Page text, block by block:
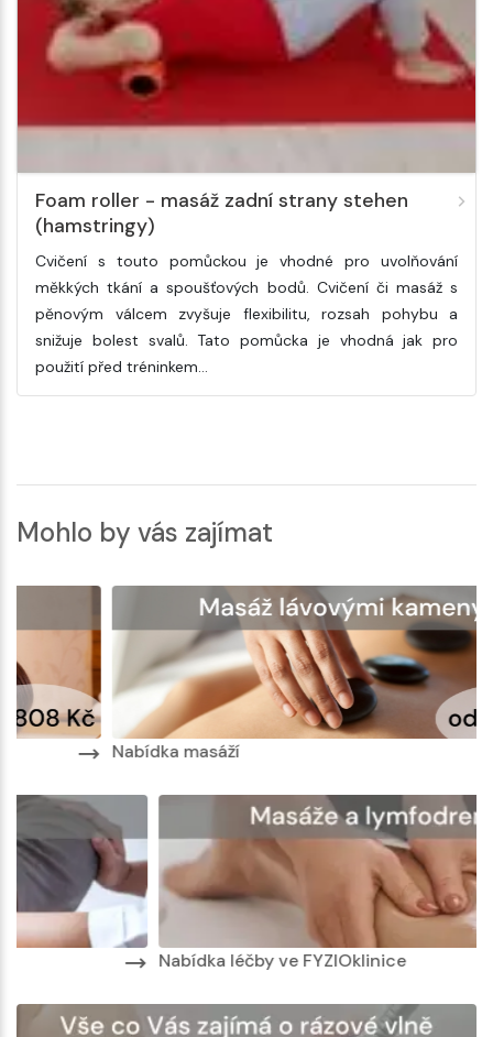
Foam roller - masáž zadní strany stehen
(hamstringy)
Cvičení s touto pomůckou je vhodné pro uvolňování
měkkých tkání a spoušťových bodů. Cvičení či masáž s
pěnovým válcem zvyšuje flexibilitu, rozsah pohybu a
snižuje bolest svalů. Tato pomůcka je vhodná jak pro
použití před tréninkem…
Mohlo by vás zajímat
Nabídka masáží
Nabídka léčby ve FYZIOklinice